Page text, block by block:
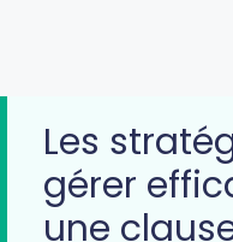
Les
gérer
une